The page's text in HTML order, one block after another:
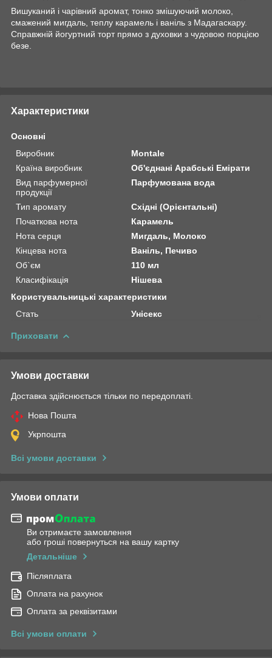
Вишуканий і чарівний аромат, тонко змішуючий молоко,
смажений мигдаль, теплу карамель і ваніль з Мадагаскару.
Справжній йогуртний торт прямо з духовки з чудовою порцією
безе.
Характеристики
Основні
Виробник
Montale
Країна виробник
Об'єднані Арабські Емірати
Вид парфумерної
продукції
Парфумована вода
Тип аромату
Східні (Орієнтальні)
Початкова нота
Карамель
Нота серця
Мигдаль, Молоко
Кінцева нота
Ваніль, Печиво
Об`єм
110 мл
Класифікація
Нішева
Користувальницькі характеристики
Стать
Унісекс
Приховати
Умови доставки
Доставка здійснюється тільки по передоплаті.
Нова Пошта
Укрпошта
Всі умови доставки
Умови оплати
Ви отримаєте замовлення
або гроші повернуться на вашу картку
Детальніше
Післяплата
Оплата на рахунок
Оплата за реквізитами
Всі умови оплати